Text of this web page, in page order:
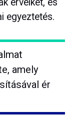
érveiket, és
egyeztetés.
amely
ér